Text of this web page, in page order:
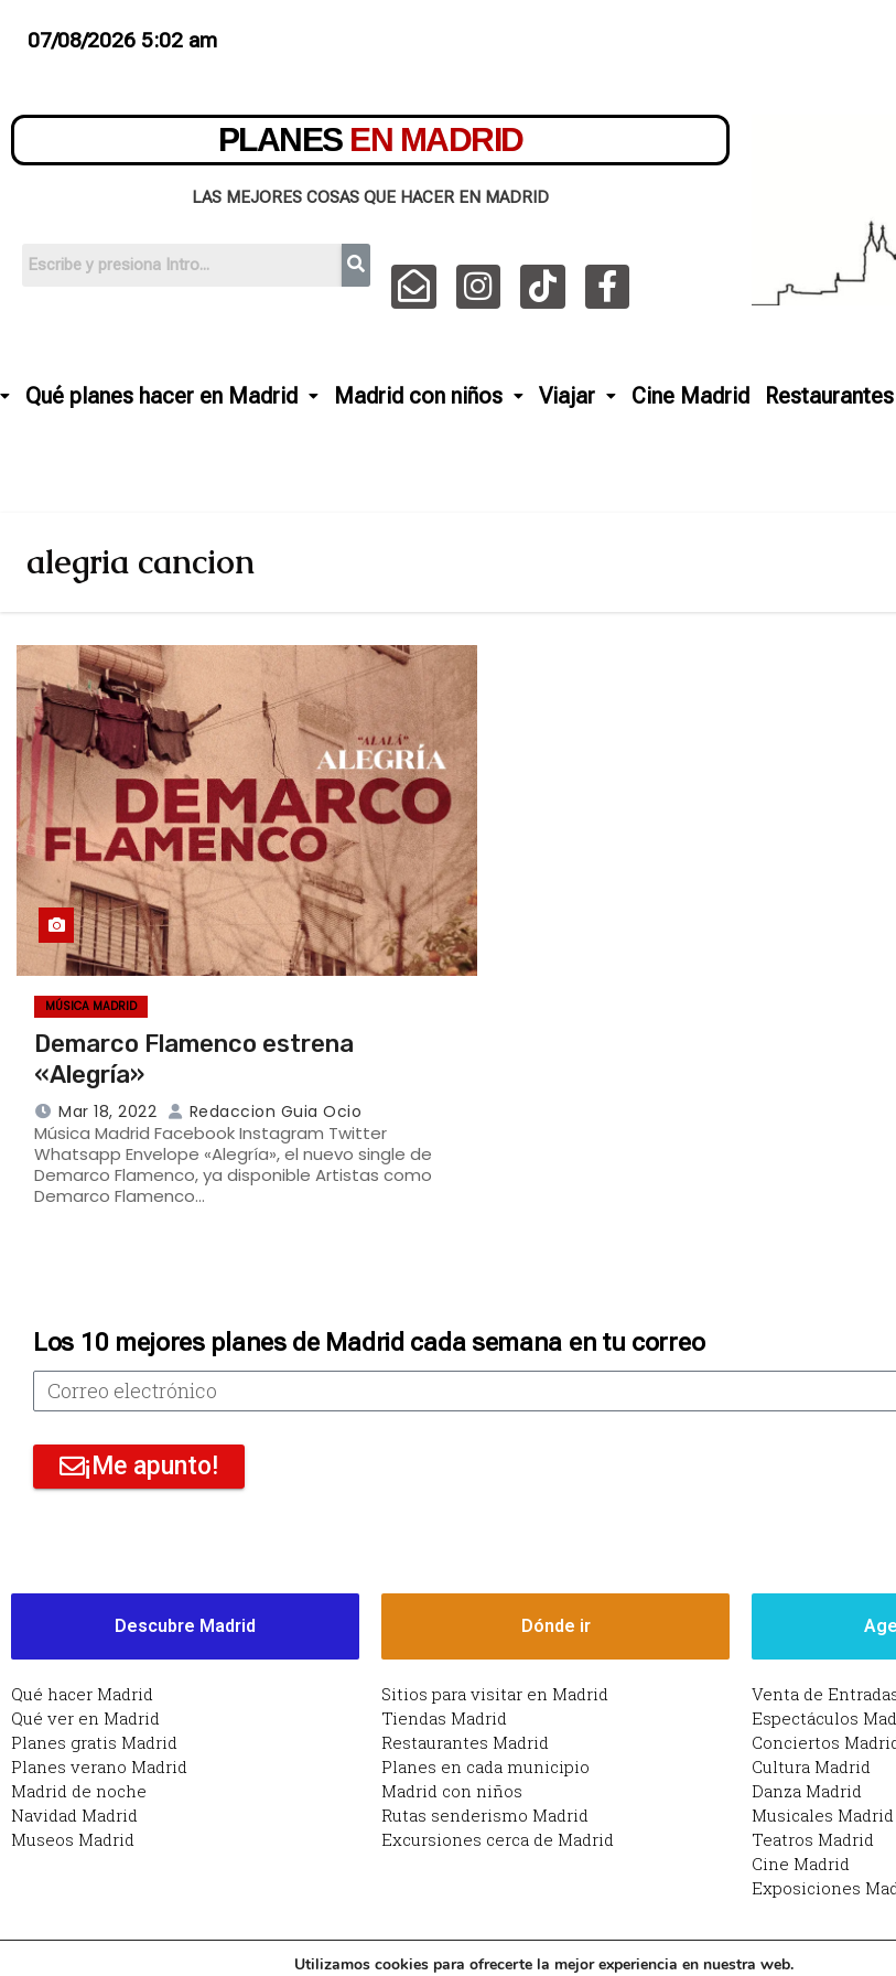
07/08/2026 5:02 am
PLANES EN MADRID
LAS MEJORES COSAS QUE HACER EN MADRID
Qué planes hacer en Madrid Madrid con niños Viajar Cine Madrid
alegria cancion
MÚSICA MADRID
Demarco Flamenco estrena
«Alegría»
Mar 18, 2022 Redaccion Guia Ocio
Música Madrid Facebook Instagram Twitter
Whatsapp Envelope «Alegría», el nuevo single de
Demarco Flamenco, ya disponible Artistas como
Demarco Flamenco…
Los 10 mejores planes de Madrid cada semana en tu correo
¡Me apunto!
Descubre Madrid
Qué hacer Madrid
Qué ver en Madrid
Planes gratis Madrid
Planes verano Madrid
Madrid de noche
Navidad Madrid
Museos Madrid
Dónde ir
Sitios para visitar en Madrid
Tiendas Madrid
Restaurantes Madrid
Planes en cada municipio
Madrid con niños
Rutas senderismo Madrid
Excursiones cerca de Madrid
Venta de
Espectáculos
Conciertos
Cultura Madrid
Danza Madrid
Musicales Madrid
Teatros Madrid
Cine Madrid
Exposiciones
Utilizamos cookies para ofrecerte la mejor experiencia en nuestra web.